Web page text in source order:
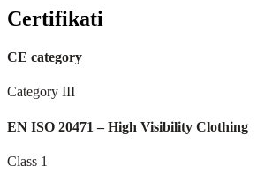
Certifikati
CE category
Category III
EN ISO 20471 – High Visibility Clothing
Class 1